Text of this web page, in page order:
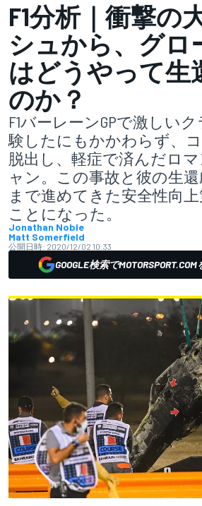
F1分析｜衝撃の
シュから、グロ
はどうやって生
のか？
F1バーレーンGPで激しい
験したにもかかわらず、
脱出し、軽症で済んだロ
ャン。この事故と彼の生還
まで進めてきた安全性向
ことになった。
Jonathan Noble
Matt Somerfield
公開日時: 2020/12/02 10:33
GOOGLE検索で